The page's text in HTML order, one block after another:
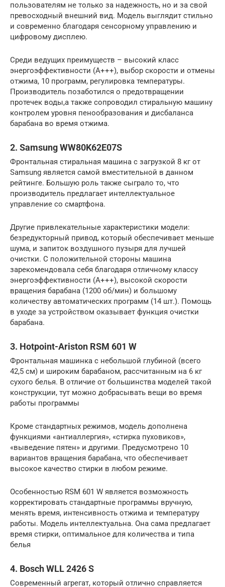
пользователям не только за надежность, но и за свой
превосходный внешний вид. Модель выглядит стильно
и современно благодаря сенсорному управлению и
цифровому дисплею.
Среди ведущих преимуществ – высокий класс
энергоэффективности (A+++), выбор скорости и отмены
отжима, 10 программ, регулировка температуры.
Производитель позаботился о предотвращении
протечек воды,а также сопроводил стиральную машину
контролем уровня пенообразования и дисбаланса
барабана во время отжима.
2. Samsung WW80K62E07S
Фронтальная стиральная машина с загрузкой 8 кг от
Samsung является самой вместительной в данном
рейтинге. Большую роль также сыграло то, что
производитель предлагает интеллектуальное
управление со смартфона.
Другие привлекательные характеристики модели:
безредукторный привод, который обеспечивает меньше
шума, и запиток воздушного пузыря для лучшей
очистки. С положительной стороны машина
зарекомендовала себя благодаря отличному классу
энергоэффективности (A+++), высокой скорости
вращения барабана (1200 об/мин) и большому
количеству автоматических программ (14 шт.). Помощь
в уходе за устройством оказывает функция очистки
барабана.
3. Hotpoint-Ariston RSM 601 W
Фронтальная машинка с небольшой глубиной (всего
42,5 см) и широким барабаном, рассчитанным на 6 кг
сухого белья. В отличие от большинства моделей такой
конструкции, тут можно добрасывать вещи во время
работы программы
Кроме стандартных режимов, модель дополнена
функциями «антиаллергия», «стирка пуховиков»,
«выведение пятен» и другими. Предусмотрено 10
вариантов вращения барабана, что обеспечивает
высокое качество стирки в любом режиме.
Особенностью RSM 601 W является возможность
корректировать стандартные программы вручную,
менять время, интенсивность отжима и температуру
работы. Модель интеллектуальна. Она сама предлагает
время стирки, оптимальное для количества и типа
белья
4. Bosch WLL 2426 S
Современный агрегат, который отлично справляется